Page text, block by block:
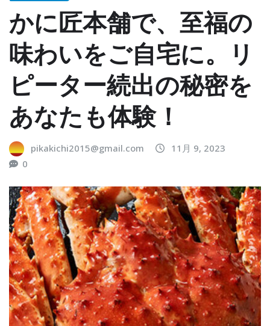
かに匠本舗で、至福の
味わいをご自宅に。リ
ピーター続出の秘密を
あなたも体験！
pikakichi2015@gmail.com
11月 9, 2023
0